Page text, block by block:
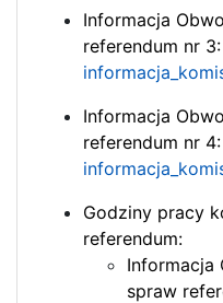
Informacja
referendum nr 3:
Informacja
referendum nr 4:
Godziny pracy
referendum:
Informacja
spraw